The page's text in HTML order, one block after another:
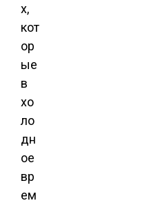
х,
кот
ор
ые
в
хо
ло
дн
ое
вр
ем